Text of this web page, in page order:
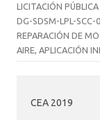
LICITACIÓN
DG-SDSM-LPL-SCC-
REPARACIÓN DE
AIRE, APLICACIÓN
CEA 2019